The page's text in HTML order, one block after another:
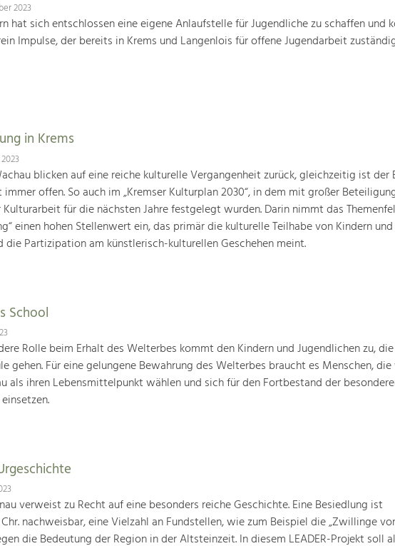
2023
hat sich entschlossen eine eigene Anlaufstelle für Jugendliche zu schaffen und
Impulse, der bereits in Krems und Langenlois für offene Jugendarbeit
in Krems
blicken auf eine reiche kulturelle Vergangenheit zurück, gleichzeitig ist der
offen. So auch im „Kremser Kulturplan 2030“, in dem mit großer
für die nächsten Jahre festgelegt wurden. Darin nimmt das
einen hohen Stellenwert ein, das primär die kulturelle Teilhabe von Kindern und
die Partizipation am künstlerisch-kulturellen Geschehen meint.
School
Rolle beim Erhalt des Welterbes kommt den Kindern und Jugendlichen zu,
gehen. Für eine gelungene Bewah­rung des Welterbes braucht es Menschen,
als ihren Lebensmittelpunkt wählen und sich für den Fortbestand der
verweist zu Recht auf eine besonders reiche Geschichte. Eine Besiedlung ist
nachweisbar, eine Vielzahl an Fundstellen, wie zum Beispiel die „Zwillinge
die Bedeutung der Region in der Altsteinzeit. In diesem LEADER-Projekt soll